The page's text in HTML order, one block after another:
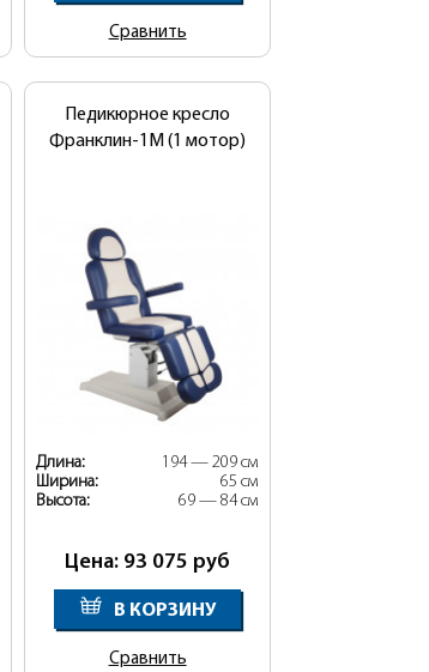
Сравнить
Педикюрное кресло
Франклин-1М (1 мотор)
Длина:
194 — 209 см
Ширина:
65 см
Высота:
69 — 84 см
Цена: 93 075 руб
В КОРЗИНУ
Сравнить